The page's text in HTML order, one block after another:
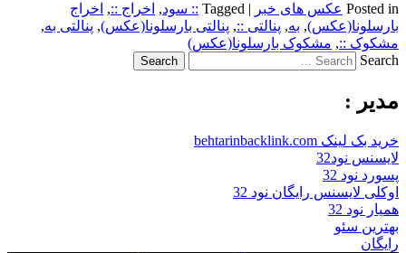
Posted in عکس های خبر |
Tagged :: سود, اخراج ::, اخراج
بارسلونا(عکس), به, پنالتی ::, پنالتی بارسلونا(عکس), پنالتی به,
مشکوک ::, مشکوک بارسلونا(عکس)
Search
مدیر :
خرید بک لینک behtarinbacklink.com
لایسنس نود32
پسورد نود 32
اوکلی لایسنس رایگان نود 32
همیار نود 32
بهترین سئو
رایگان